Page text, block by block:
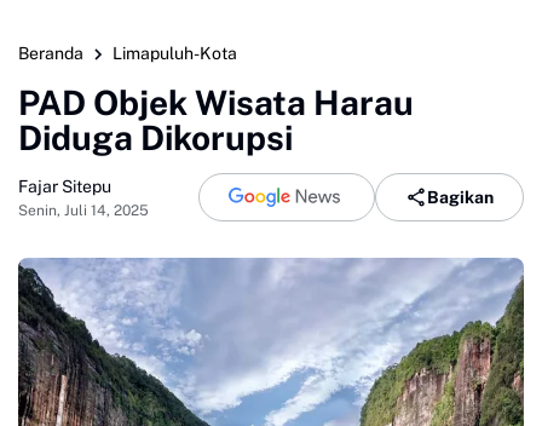
Beranda Limapuluh-Kota
PAD Objek Wisata Harau
Diduga Dikorupsi
Fajar Sitepu
Senin, Juli 14, 2025
Bagikan